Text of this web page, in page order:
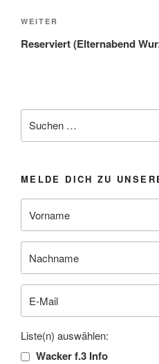
Nächster
Beitrag
WEITER
Reserviert (Elternabend
nach:
MELDE DICH ZU
Liste(n) auswählen:
Wacker f.3 Info